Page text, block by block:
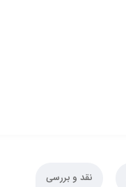
نقد و بررسی